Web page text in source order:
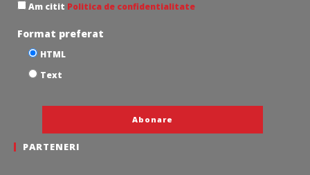
Am citit Politica de confidentialitate
Format preferat
HTML
Text
PARTENERI